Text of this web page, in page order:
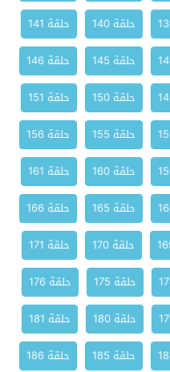
حلقة 140
حلقة 141
حلقة 145
حلقة 146
حلقة 150
حلقة 151
حلقة 155
حلقة 156
حلقة 160
حلقة 161
حلقة 165
حلقة 166
حلقة 170
حلقة 171
حلقة 175
حلقة 176
حلقة 180
حلقة 181
حلقة 185
حلقة 186